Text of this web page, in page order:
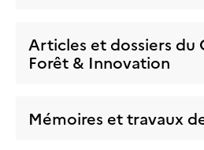
Articles et dossiers du
Forêt & Innovation
Mémoires et travaux